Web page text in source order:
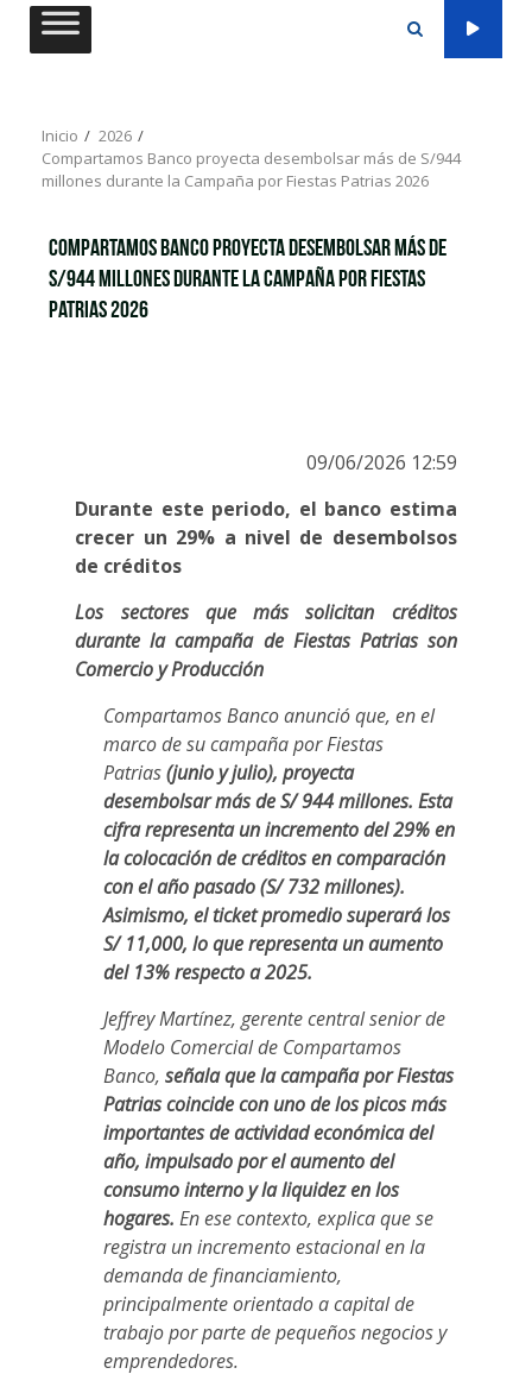
Saltar
Inicio
2026
Compartamos Banco proyecta desembolsar más de S/944
millones durante la Campaña por Fiestas Patrias 2026
Compartamos Banco proyecta desembolsar más de
S/944 millones durante la Campaña por Fiestas
Patrias 2026
09/06/2026 12:59
Durante este periodo, el banco estima
crecer un 29% a nivel de desembolsos
de créditos
Los sectores que más solicitan créditos
durante la campaña de Fiestas Patrias son
Comercio y Producción
Compartamos Banco anunció que, en el
marco de su campaña por Fiestas
Patrias(junio y julio), proyecta
desembolsar más de S/ 944 millones. Esta
cifra representa un incremento del 29% en
la colocación de créditos en comparación
con el año pasado (S/ 732 millones).
Asimismo, el ticket promedio superará los
S/ 11,000, lo que representa un aumento
del 13% respecto a 2025.
Jeffrey Martínez, gerente central senior de
Modelo Comercial de Compartamos
Banco, señala que la campaña por Fiestas
Patrias coincide con uno de los picos más
importantes de actividad económica del
año, impulsado por el aumento del
consumo interno y la liquidez en los
hogares.En ese contexto, explica que se
registra un incremento estacional en la
demanda de financiamiento,
principalmente orientado a capital de
trabajo por parte de pequeños negocios y
emprendedores.